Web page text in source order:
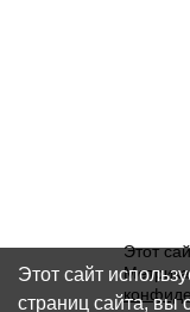
Этот
Этот сайт
страниц сайта, вы